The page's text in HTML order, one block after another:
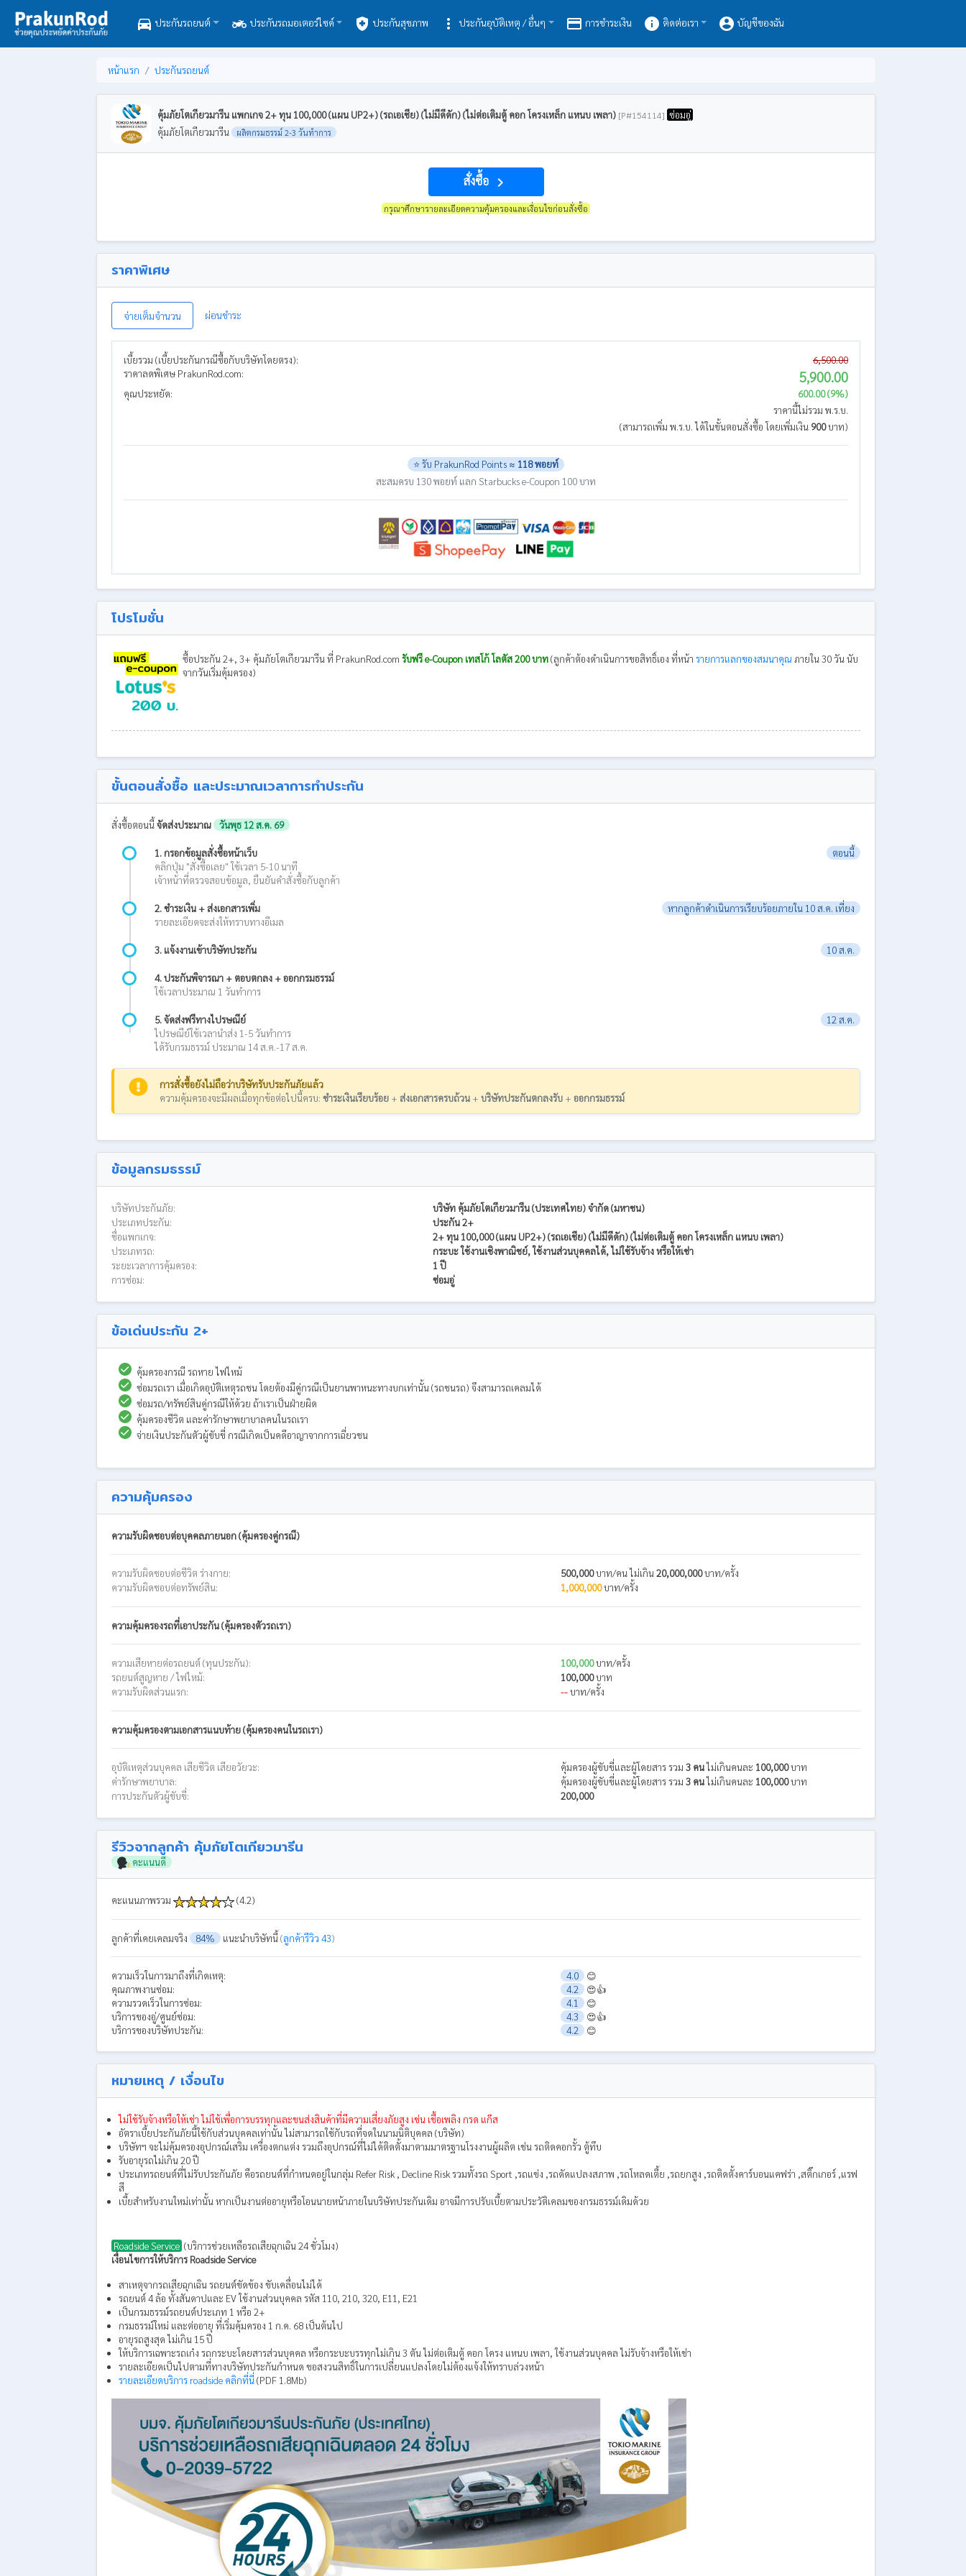
directions_car ประกันรถยนต์ two_wheeler ประกันรถมอเตอร์ไซค์ health_and_safety ประกันสุขภาพ more_vert ประกันอุบัติเหตุ / อื่นๆ payment การชำระเงิน info ติดต่อเรา account_circle บัญชีของฉัน
หน้าแรก ประกันรถยนต์
คุ้มภัยโตเกียวมารีน แพกเกจ 2+ ทุน 100,000 (แผน UP2+) (รถเอเชีย) (ไม่มีดีดัก) (ไม่ต่อเติมตู้ คอก โครงเหล็ก แหนบ เพลา) [P#154114] ซ่อมอู่
คุ้มภัยโตเกียวมารีน
ผลิตกรมธรรม์ 2-3 วันทำการ
สั่งซื้อ navigate_next
กรุณาศึกษารายละเอียดความคุ้มครองและเงื่อนไขก่อนสั่งซื้อ
ราคาพิเศษ
จ่ายเต็มจำนวน ผ่อนชำระ
เบี้ยรวม (เบี้ยประกันกรณีซื้อกับบริษัทโดยตรง):
6,500.00
ราคาลดพิเศษ PrakunRod.com:
5,900.00
คุณประหยัด:
600.00 (9%)
ราคานี้ไม่รวม พ.ร.บ.
(สามารถเพิ่ม พ.ร.บ. ได้ในขั้นตอนสั่งซื้อ โดยเพิ่มเงิน 900บาท)
⭐ รับ PrakunRod Points ≈ 118 พอยท์
สะสมครบ 130 พอยท์ แลก Starbucks e-Coupon 100 บาท
โปรโมชั่น
ซื้อประกัน 2+, 3+ คุ้มภัยโตเกียวมารีน ที่ PrakunRod.com รับฟรี e-Coupon เทสโก้ โลตัส 200 บาท(ลูกค้าต้องดำเนินการขอสิทธิ์เอง ที่หน้า รายการแลกของสมนาคุณ ภายใน 30 วัน นับ
จากวันเริ่มคุ้มครอง)
ขั้นตอนสั่งซื้อ และประมาณเวลาการทำประกัน
สั่งซื้อตอนนี้จัดส่งประมาณ วันพุธ 12 ส.ค. 69
1. กรอกข้อมูลสั่งซื้อหน้าเว็บ
ตอนนี้
คลิกปุ่ม "สั่งซื้อเลย" ใช้เวลา 5-10 นาที
เจ้าหน้าที่ตรวจสอบข้อมูล, ยืนยันคำสั่งซื้อกับลูกค้า
2. ชำระเงิน + ส่งเอกสารเพิ่ม
หากลูกค้าดำเนินการเรียบร้อยภายใน 10 ส.ค. เที่ยง
รายละเอียดจะส่งให้ทราบทางอีเมล
3. แจ้งงานเข้าบริษัทประกัน 10 ส.ค.
4. ประกันพิจารณา + ตอบตกลง + ออกกรมธรรม์
ใช้เวลาประมาณ 1 วันทำการ
5. จัดส่งฟรีทางไปรษณีย์
12 ส.ค.
ไปรษณีย์ใช้เวลานำส่ง 1-5 วันทำการ
ได้รับกรมธรรม์ ประมาณ 14 ส.ค.-17 ส.ค.
การสั่งซื้อยังไม่ถือว่าบริษัทรับประกันภัยแล้ว
ความคุ้มครองจะมีผลเมื่อทุกข้อต่อไปนี้ครบ: ชำระเงินเรียบร้อย+ ส่งเอกสารครบถ้วน+ บริษัทประกันตกลงรับ+ ออกกรมธรรม์
ข้อมูลกรมธรรม์
บริษัทประกันภัย:
บริษัท คุ้มภัยโตเกียวมารีน (ประเทศไทย) จำกัด (มหาชน)
ประเภทประกัน:
ประกัน 2+
ชื่อแพกเกจ:
2+ ทุน 100,000 (แผน UP2+) (รถเอเชีย) (ไม่มีดีดัก) (ไม่ต่อเติมตู้ คอก โครงเหล็ก แหนบ เพลา)
ประเภทรถ:
กระบะ ใช้งานเชิงพาณิชย์, ใช้งานส่วนบุคคลได้, ไม่ใช้รับจ้าง หรือให้เช่า
ระยะเวลาการคุ้มครอง:
1 ปี
การซ่อม:
ซ่อมอู่
ข้อเด่นประกัน 2+
คุ้มครองกรณี รถหาย ไฟไหม้
ซ่อมรถเรา เมื่อเกิดอุบัติเหตุรถชน โดยต้องมีคู่กรณีเป็นยานพาหนะทางบกเท่านั้น (รถชนรถ) จึงสามารถเคลมได้
ซ่อมรถ/ทรัพย์สินคู่กรณีให้ด้วย ถ้าเราเป็นฝ่ายผิด
คุ้มครองชีวิต และค่ารักษาพยาบาลคนในรถเรา
จ่ายเงินประกันตัวผู้ขับขี่ กรณีเกิดเป็นคดีอาญาจากการเฉี่ยวชน
ความคุ้มครอง
ความรับผิดชอบต่อบุคคลภายนอก (คุ้มครองคู่กรณี)
ความรับผิดชอบต่อชีวิต ร่างกาย: 500,000บาท/คน ไม่เกิน20,000,000บาท/ครั้ง
ความรับผิดชอบต่อทรัพย์สิน:
1,000,000บาท/ครั้ง
ความคุ้มครองรถที่เอาประกัน (คุ้มครองตัวรถเรา)
ความเสียหายต่อรถยนต์ (ทุนประกัน): 100,000บาท/ครั้ง
รถยนต์สูญหาย / ไฟไหม้:
100,000บาท
ความรับผิดส่วนแรก:
--บาท/ครั้ง
ความคุ้มครองตามเอกสารแนบท้าย (คุ้มครองคนในรถเรา)
อุบัติเหตุส่วนบุคคล เสียชีวิต เสียอวัยวะ: คุ้มครองผู้ขับขี่และผู้โดยสาร รวม3 คนไม่เกินคนละ 100,000บาท
ค่ารักษาพยาบาล:
คุ้มครองผู้ขับขี่และผู้โดยสาร รวม3 คนไม่เกินคนละ 100,000บาท
การประกันตัวผู้ขับขี่:
200,000
รีวิวจากลูกค้า คุ้มภัยโตเกียวมารีน
คะแนนดี
คะแนนภาพรวม (4.2)
ลูกค้าที่เคยเคลมจริง 84% แนะนำบริษัทนี้(ลูกค้ารีวิว 43)
ความเร็วในการมาถึงที่เกิดเหตุ: 4.0
😊
คุณภาพงานซ่อม:
4.2
😍👍
ความรวดเร็วในการซ่อม:
4.1
😊
บริการของอู่/ศูนย์ซ่อม:
4.3
😍👍
บริการของบริษัทประกัน:
4.2 😊
หมายเหตุ / เงื่อนไข
ไม่ใช้รับจ้างหรือให้เช่า ไม่ใช้เพื่อการบรรทุกและขนส่งสินค้าที่มีความเสี่ยงภัยสูง เช่น เชื้อเพลิง กรด แก๊ส
อัตราเบี้ยประกันภัยนี้ใช้กับส่วนบุคคลเท่านั้น ไม่สามารถใช้กับรถที่จดในนามนิติบุคคล (บริษัท)
บริษัทฯ จะไม่คุ้มครองอุปกรณ์เสริม เครื่องตกแต่ง รวมถึงอุปกรณ์ที่ไม่ได้ติดตั้งมาตามมาตรฐานโรงงานผู้ผลิต เช่น รถติดคอกรั้ว ตู้ทึบ
รับอายุรถไม่เกิน 20 ปี
ประเภทรถยนต์ที่ไม่รับประกันภัย คือรถยนต์ที่กำหนดอยู่ในกลุ่ม Refer Risk , Decline Risk รวมทั้งรถ Sport ,รถแข่ง ,รถดัดแปลงสภาพ ,รถโหลดเตี้ย ,รถยกสูง ,รถติดตั้งคาร์บอนแคฟร่า ,สติ๊กเกอร์ ,แรฟ
สี
เบี้ยสำหรับงานใหม่เท่านั้น หากเป็นงานต่ออายุหรือโอนนายหน้าภายในบริษัทประกันเดิม อาจมีการปรับเบี้ยตามประวัติเคลมของกรมธรรม์เดิมด้วย
Roadside Service (บริการช่วยเหลือรถเสียฉุกเฉิน 24 ชั่วโมง)
เงื่อนไขการให้บริการ Roadside Service
สาเหตุจากรถเสียฉุกเฉิน รถยนต์ขัดข้อง ขับเคลื่อนไม่ได้
รถยนต์ 4 ล้อ ทั้งสันดาปและ EV ใช้งานส่วนบุคคล รหัส 110, 210, 320, E11, E21
เป็นกรมธรรม์รถยนต์ประเภท 1 หรือ 2+
กรมธรรม์ใหม่ และต่ออายุ ที่เริ่มคุ้มครอง 1 ก.ค. 68 เป็นต้นไป
อายุรถสูงสุด ไม่เกิน 15 ปี
ให้บริการเฉพาะรถเก๋ง รถกระบะโดยสารส่วนบุคคล หรือกระบะบรรทุกไม่เกิน 3 ตัน ไม่ต่อเติมตู้ คอก โครง แหนบ เพลา, ใช้งานส่วนบุคคล ไม่รับจ้างหรือให้เช่า
รายละเอียดเป็นไปตามที่ทางบริษัทประกันกำหนด ขอสงวนสิทธิ์ในการเปลี่ยนแปลงโดยไม่ต้องแจ้งให้ทราบล่วงหน้า
รายละเอียดบริการ roadside คลิกที่นี่(PDF 1.8Mb)